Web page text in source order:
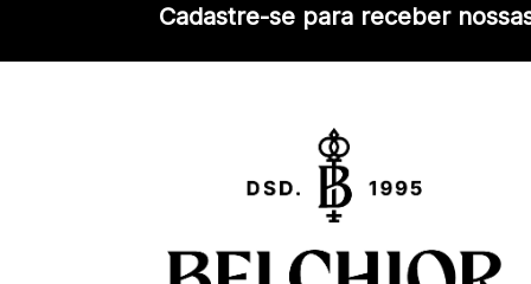
Cadastre-se para receber